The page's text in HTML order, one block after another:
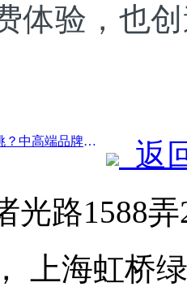
体验，也
前一篇：住酒店越来越挑？中高端品牌都在“抠”细节
返
光路1588
上海虹